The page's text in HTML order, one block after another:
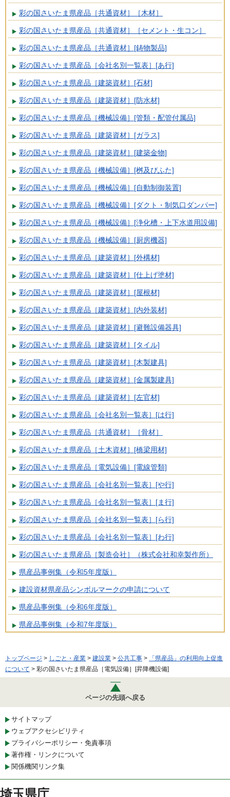
彩の国さいたま県産品［共通資材］［木材］
彩の国さいたま県産品［共通資材］［セメント・生コン］
彩の国さいたま県産品［共通資材］[鋳物製品]
彩の国さいたま県産品［会社名別一覧表］[あ行]
彩の国さいたま県産品［建築資材］[石材]
彩の国さいたま県産品［建築資材］[防水材]
彩の国さいたま県産品［機械設備］[管類・配管付属品]
彩の国さいたま県産品［建築資材］[ガラス]
彩の国さいたま県産品［建築資材］[建築金物]
彩の国さいたま県産品［機械設備］[桝及びふた]
彩の国さいたま県産品［機械設備］[自動制御装置]
彩の国さいたま県産品［機械設備］[ダクト・制気口ダンパー]
彩の国さいたま県産品［機械設備］[浄化槽・上下水道用設備]
彩の国さいたま県産品［機械設備］[厨房機器]
彩の国さいたま県産品［建築資材］[外構材]
彩の国さいたま県産品［建築資材］[仕上げ塗材]
彩の国さいたま県産品［建築資材］[屋根材]
彩の国さいたま県産品［建築資材］[内外装材]
彩の国さいたま県産品［建築資材］[避難設備器具]
彩の国さいたま県産品［建築資材］[タイル]
彩の国さいたま県産品［建築資材］[木製建具]
彩の国さいたま県産品［建築資材］[金属製建具]
彩の国さいたま県産品［建築資材］[左官材]
彩の国さいたま県産品［会社名別一覧表］[は行]
彩の国さいたま県産品［共通資材］［骨材］
彩の国さいたま県産品［土木資材］[橋梁用材]
彩の国さいたま県産品［電気設備］[電線管類]
彩の国さいたま県産品［会社名別一覧表］[や行]
彩の国さいたま県産品［会社名別一覧表］[ま行]
彩の国さいたま県産品［会社名別一覧表］[ら行]
彩の国さいたま県産品［会社名別一覧表］[わ行]
彩の国さいたま県産品［製造会社］（株式会社和幸製作所）
県産品事例集（令和5年度版）
建設資材県産品シンボルマークの申請について
県産品事例集（令和6年度版）
県産品事例集（令和7年度版）
トップページ > しごと・産業 > 建設業 > 公共工事 >
「県産品」の利用向上促進
について > 彩の国さいたま県産品［電気設備］[昇降機設備]
ページの先頭へ戻る
サイトマップ
ウェブアクセシビリティ
プライバシーポリシー・免責事項
著作権・リンクについて
関係機関リンク集
埼玉県庁